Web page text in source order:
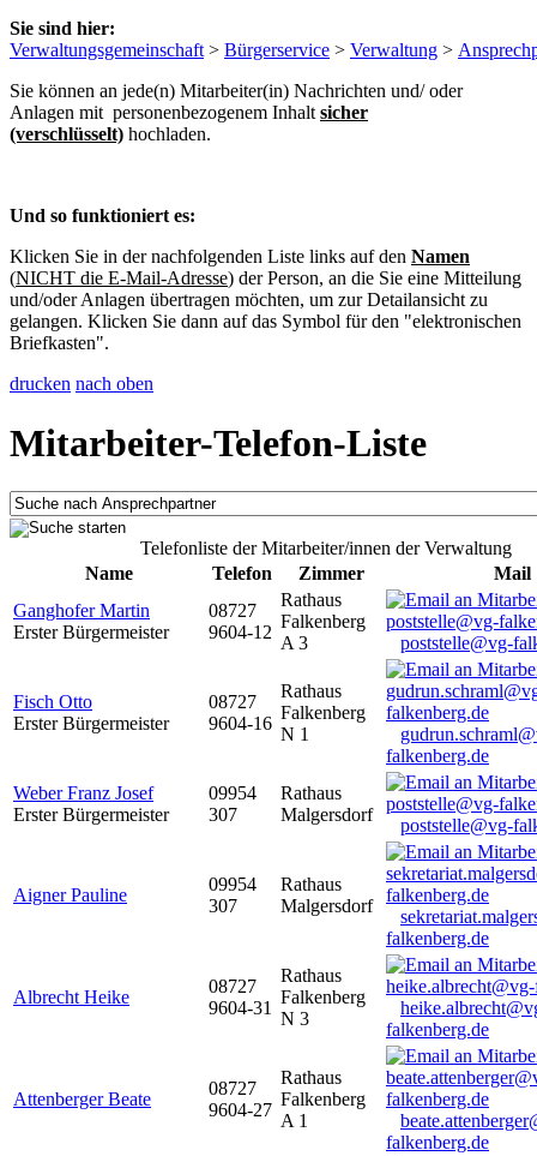
Sie sind hier:
Verwaltungsgemeinschaft > Bürgerservice > Verwaltung >
Sie können an jede(n) Mitarbeiter(in) Nachrichten und/ oder
Anlagen mit personenbezogenem Inhalt sicher
(verschlüsselt) hochladen.
Und so funktioniert es:
Klicken Sie in der nachfolgenden Liste links auf den Namen
(NICHT die E-Mail-Adresse) der Person, an die Sie eine Mitteilung
und/oder Anlagen übertragen möchten, um zur Detailansicht zu
gelangen. Klicken Sie dann auf das Symbol für den "elektronischen
Briefkasten".
drucken nach oben
Mitarbeiter-Telefon-Liste
Telefonliste der Mitarbeiter/innen der Verwaltung
Name
Telefon Zimmer
Mail
Ganghofer Martin
Erster Bürgermeister
08727
9604-12
Rathaus
Falkenberg
A 3
poststelle@vg-
Fisch Otto
Erster Bürgermeister
08727
9604-16
Rathaus
Falkenberg
N 1
falkenberg.de
Weber Franz Josef
Erster Bürgermeister
09954
307
Rathaus
Malgersdorf
poststelle@vg-
Aigner Pauline
09954
307
Rathaus
Malgersdorf
falkenberg.de
Albrecht Heike
08727
9604-31
Rathaus
Falkenberg
N 3
falkenberg.de
Attenberger Beate
08727
9604-27
Rathaus
Falkenberg
A 1
falkenberg.de